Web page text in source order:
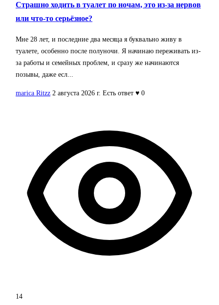
Страшно ходить в туалет по ночам, это из-за нервов
или что-то серьёзное?
Мне 28 лет, и последние два месяца я буквально живу в
туалете, особенно после полуночи. Я начинаю переживать из-
за работы и семейных проблем, и сразу же начинаются
позывы, даже есл...
marica Ritzz 2 августа 2026 г. Есть ответ ♥ 0
14